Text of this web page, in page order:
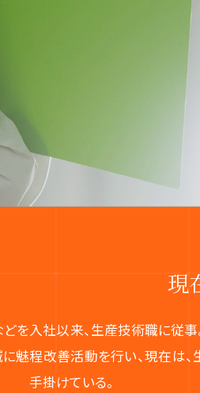
を
に魅
現
入社以来、生産技術職に従
程改善活動を行い、現在は、
手掛けている。